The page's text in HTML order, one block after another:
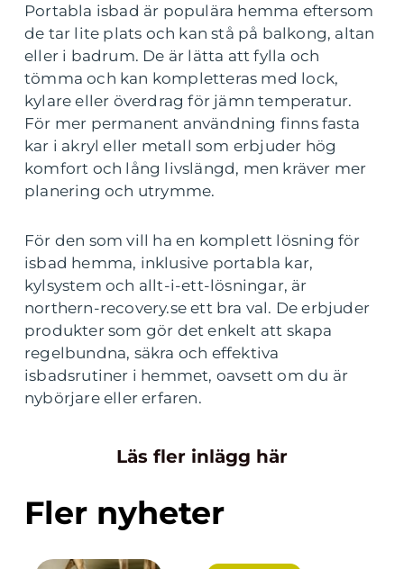
Portabla isbad är populära hemma eftersom
de tar lite plats och kan stå på balkong, altan
eller i badrum. De är lätta att fylla och
tömma och kan kompletteras med lock,
kylare eller överdrag för jämn temperatur.
För mer permanent användning finns fasta
kar i akryl eller metall som erbjuder hög
komfort och lång livslängd, men kräver mer
planering och utrymme.
För den som vill ha en komplett lösning för
isbad hemma, inklusive portabla kar,
kylsystem och allt-i-ett-lösningar, är
northern-recovery.se ett bra val. De erbjuder
produkter som gör det enkelt att skapa
regelbundna, säkra och effektiva
isbadsrutiner i hemmet, oavsett om du är
nybörjare eller erfaren.
Läs fler inlägg här
Fler nyheter